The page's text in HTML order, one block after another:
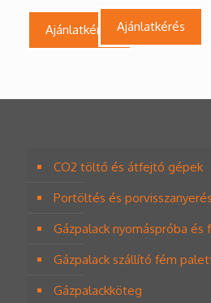
Ajánlatkérés Ajánlatkérés
CO2 töltő és átfejtő gépek
Portöltés és porvisszanyerés
Gázpalack nyomáspróba és
Gázpalack szállító fém
Gázpalackköteg